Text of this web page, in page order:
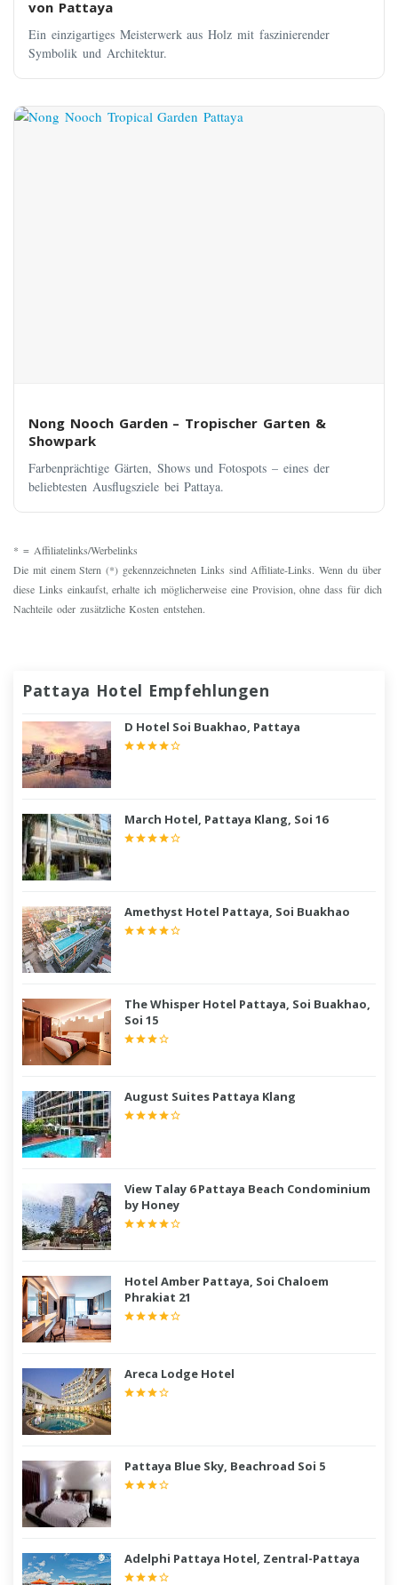
von Pattaya
Ein einzigartiges Meisterwerk aus Holz mit faszinierender
Symbolik und Architektur.
Nong Nooch Garden – Tropischer Garten &
Showpark
Farbenprächtige Gärten, Shows und Fotospots – eines der
beliebtesten Ausflugsziele bei Pattaya.
* = Affiliatelinks/Werbelinks
Die mit einem Stern (*) gekennzeichneten Links sind Affiliate-Links. Wenn du über
diese Links einkaufst, erhalte ich möglicherweise eine Provision, ohne dass für dich
Nachteile oder zusätzliche Kosten entstehen.
Pattaya Hotel Empfehlungen
D Hotel Soi Buakhao, Pattaya
March Hotel, Pattaya Klang, Soi 16
Amethyst Hotel Pattaya, Soi Buakhao
The Whisper Hotel Pattaya, Soi Buakhao,
Soi 15
August Suites Pattaya Klang
View Talay 6 Pattaya Beach Condominium
by Honey
Hotel Amber Pattaya, Soi Chaloem
Phrakiat 21
Areca Lodge Hotel
Pattaya Blue Sky, Beachroad Soi 5
Adelphi Pattaya Hotel, Zentral-Pattaya